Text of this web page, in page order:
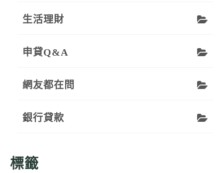
生活理財
申貸Q&A
網友都在問
銀行貸款
標籤